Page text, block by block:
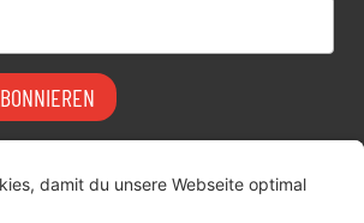
FAQ